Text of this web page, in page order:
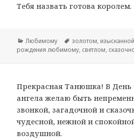
Тебя назвать готова королем.
Рубрики
Любимому Метки
золотом,
рождения любимому, светлом,
Прекрасная Танюшка! В День
ангела желаю быть
звонкой, загадочной и
чудесной, нежной и
воздушной.